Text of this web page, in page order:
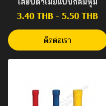
3.40 THB - 5.50 THB
ติดต่อเรา